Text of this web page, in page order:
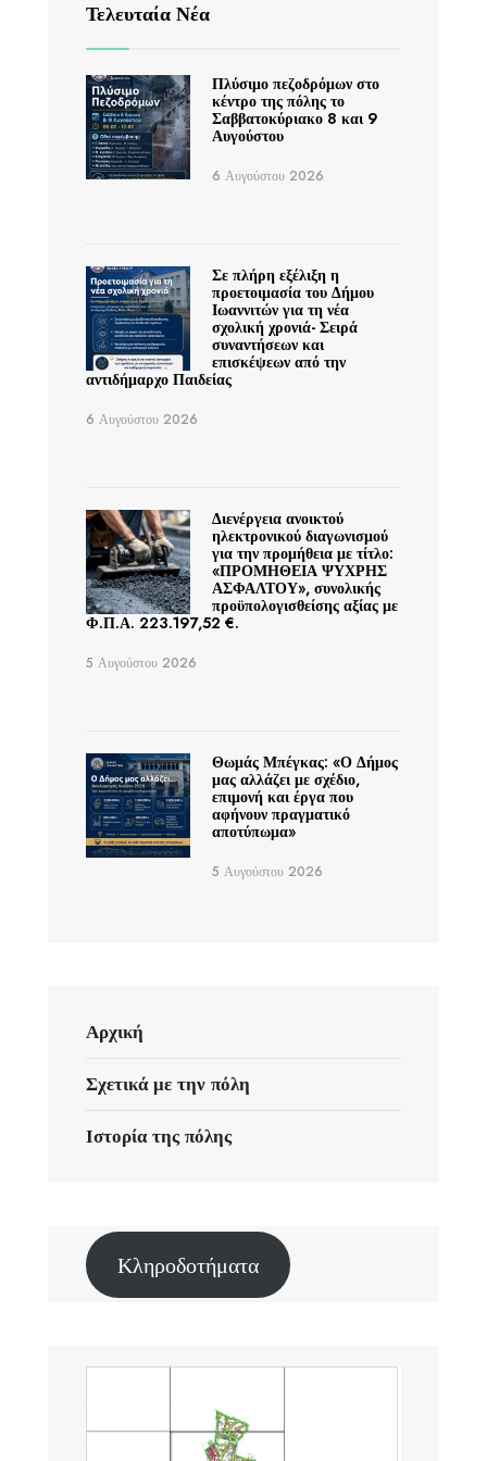
Τελευταία Νέα
Πλύσιμο πεζοδρόμων στο
κέντρο της πόλης το
Σαββατοκύριακο 8 και 9
Αυγούστου
6 Αυγούστου 2026
Σε πλήρη εξέλιξη η
προετοιμασία του Δήμου
Ιωαννιτών για τη νέα
σχολική χρονιά- Σειρά
συναντήσεων και
επισκέψεων από την
αντιδήμαρχο Παιδείας
6 Αυγούστου 2026
Διενέργεια ανοικτού
ηλεκτρονικού διαγωνισμού
για την προμήθεια με τίτλο:
«ΠΡΟΜΗΘΕΙΑ ΨΥΧΡΗΣ
ΑΣΦΑΛΤΟΥ», συνολικής
προϋπολογισθείσης αξίας με
Φ.Π.Α. 223.197,52 €.
5 Αυγούστου 2026
Θωμάς Μπέγκας: «Ο Δήμος
μας αλλάζει με σχέδιο,
επιμονή και έργα που
αφήνουν πραγματικό
αποτύπωμα»
5 Αυγούστου 2026
Αρχική
Σχετικά με την πόλη
Ιστορία της πόλης
Κληροδοτήματα